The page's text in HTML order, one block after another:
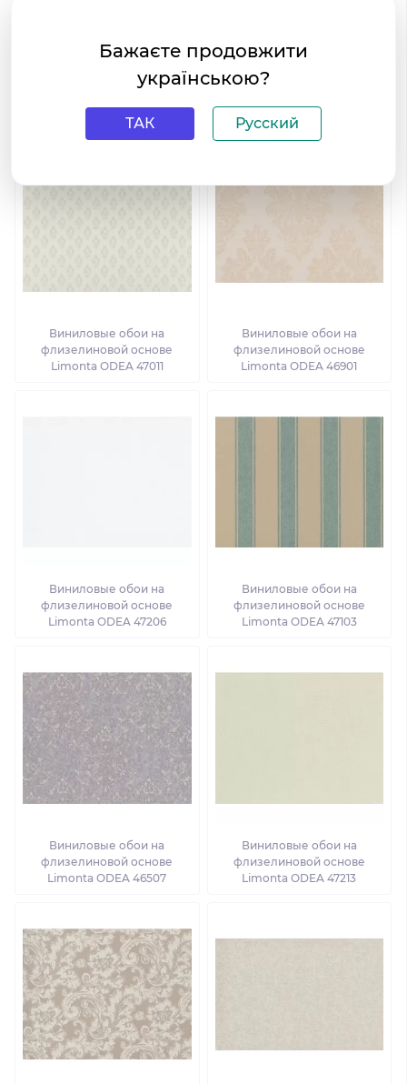
Виниловые обои на
Limonta ODEA 47001
Виниловые обои на
Limonta ODEA 46504
Виниловые обои на
флизелиновой основе
Limonta ODEA 47011
Виниловые обои на
флизелиновой основе
Limonta ODEA 46901
Виниловые обои на
флизелиновой основе
Limonta ODEA 47206
Виниловые обои на
флизелиновой основе
Limonta ODEA 47103
Виниловые обои на
флизелиновой основе
Limonta ODEA 46507
Виниловые обои на
флизелиновой основе
Limonta ODEA 47213
Бажаєте продовжити
українською?
ТАК Русский